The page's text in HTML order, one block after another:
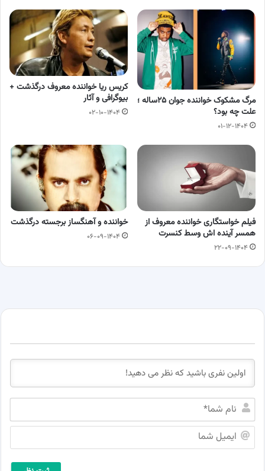
مرگ مشکوک خواننده جوان ۲۵ساله ؛
علت چه بود؟
۰۱-۱۲-۱۴۰۴
کریس ریا خواننده معروف درگذشت +
بیوگرافی و آثار
۰۲-۱۰-۱۴۰۴
فیلم خواستگاری خواننده معروف از
همسر آینده اش وسط کنسرت
۲۲-۰۹-۱۴۰۴
خواننده و آهنگساز برجسته درگذشت
۰۶-۰۹-۱۴۰۴
م
م